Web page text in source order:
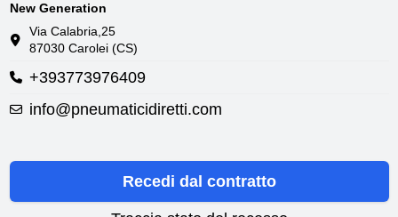
New Generation
Via Calabria,25
87030 Carolei (CS)
+393773976409
info@pneumaticidiretti.com
Recedi dal contratto